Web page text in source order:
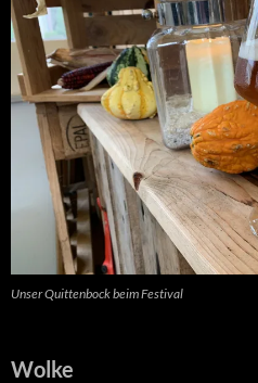
Unser Quittenbock beim Festival
Wolke